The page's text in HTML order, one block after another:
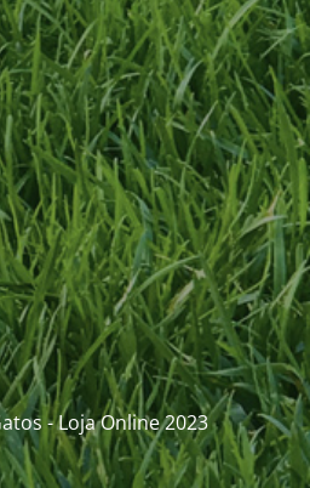
- Loja Online 2023